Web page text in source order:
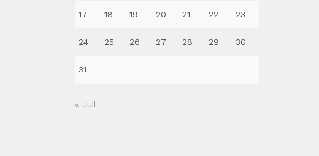
17 18 19 20 21 22 23
24 25 26 27 28 29 30
31
« Juil